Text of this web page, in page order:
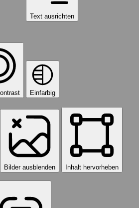
Text ausrichten
Einfarbig
Bilder ausblenden Inhalt hervorheben